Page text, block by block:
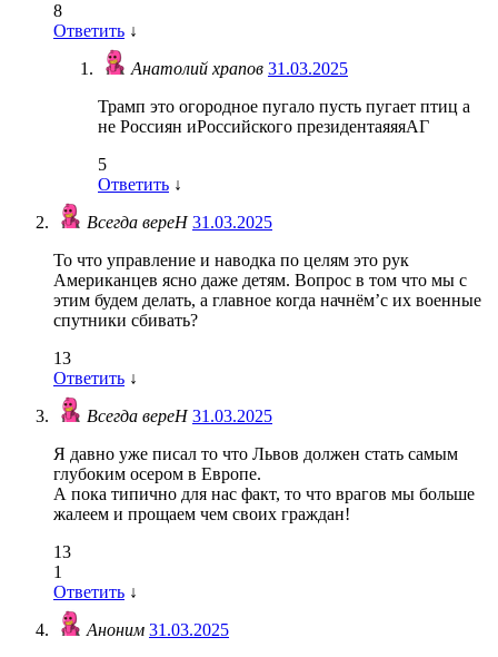
8
Ответить ↓
Анатолий храпов 31.03.2025
Трамп это огородное пугало пусть пугает птиц а
не Россиян иРоссийского президентаяяяАГ
5
Ответить ↓
Всегда вереН31.03.2025
То что управление и наводка по целям это рук
Американцев ясно даже детям. Вопрос в том что мы с
этим будем делать, а главное когда начнём’с их военные
спутники сбивать?
13
Ответить ↓
Всегда вереН31.03.2025
Я давно уже писал то что Львов должен стать самым
глубоким осером в Европе.
А пока типично для нас факт, то что врагов мы больше
жалеем и прощаем чем своих граждан!
13
1
Ответить ↓
Аноним 31.03.2025